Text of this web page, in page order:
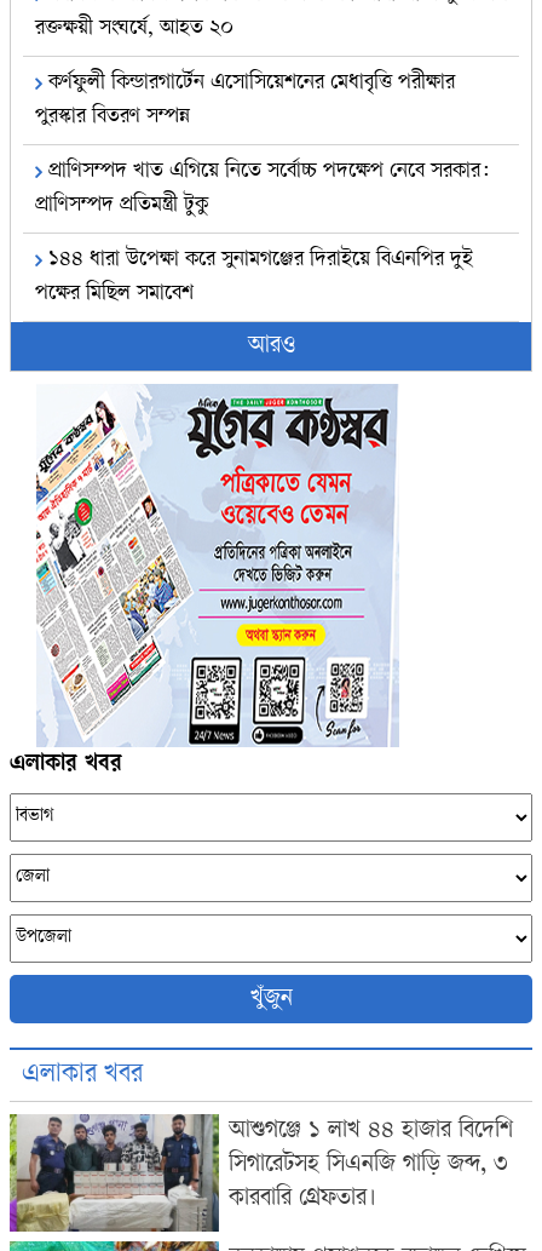
রক্তক্ষয়ী সংঘর্ষে, আহত ২০
কর্ণফুলী কিন্ডারগার্টেন এসোসিয়েশনের মেধাবৃত্তি পরীক্ষার
পুরস্কার বিতরণ সম্পন্ন
প্রাণিসম্পদ খাত এগিয়ে নিতে সর্বোচ্চ পদক্ষেপ নেবে সরকার:
প্রাণিসম্পদ প্রতিমন্ত্রী টুকু
১৪৪ ধারা উপেক্ষা করে সুনামগঞ্জের দিরাইয়ে বিএনপির দুই
পক্ষের মিছিল সমাবেশ
আরও
এলাকার খবর
খুঁজুন
এলাকার খবর
আশুগঞ্জে ১ লাখ ৪৪ হাজার বিদেশি
সিগারেটসহ সিএনজি গাড়ি জব্দ, ৩
কারবারি গ্রেফতার।